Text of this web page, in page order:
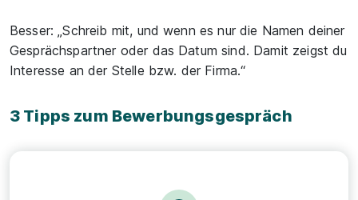
Besser: „Schreib mit, und wenn es nur die Namen deiner
Gesprächspartner oder das Datum sind. Damit zeigst du
Interesse an der Stelle bzw. der Firma.“
3 Tipps zum Bewerbungsgespräch